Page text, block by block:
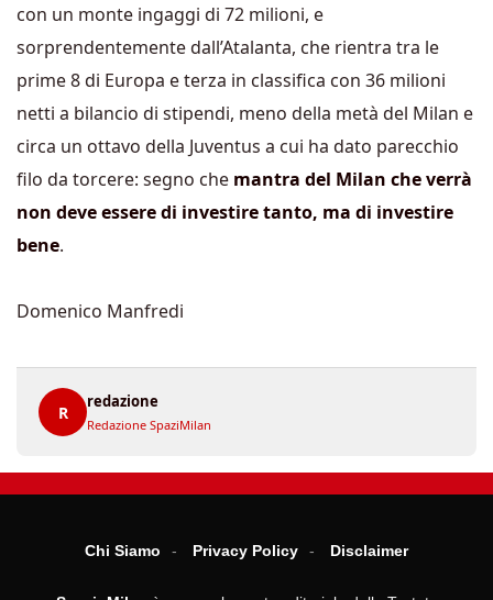
con un monte ingaggi di 72 milioni, e
sorprendentemente dall’Atalanta, che rientra tra le
prime 8 di Europa e terza in classifica con 36 milioni
netti a bilancio di stipendi, meno della metà del Milan e
circa un ottavo della Juventus a cui ha dato parecchio
filo da torcere: segno che mantra del Milan che verrà
non deve essere di investire tanto, ma di investire
bene.
Domenico Manfredi
R
redazione
Redazione SpaziMilan
Chi Siamo Privacy Policy Disclaimer